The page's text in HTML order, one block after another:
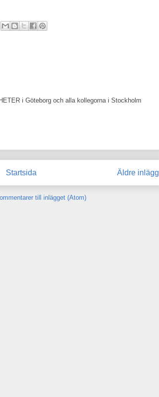
i Göteborg och alla kollegorna i Stockholm
Äldre inlägg
Startsida
till inlägget (Atom)